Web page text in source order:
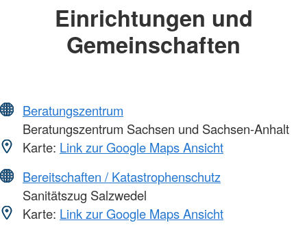
Einrichtungen und
Gemeinschaften
Beratungszentrum
Beratungszentrum Sachsen und Sachsen-Anhalt
Karte: Link zur Google Maps Ansicht
Bereitschaften / Katastrophenschutz
Sanitätszug Salzwedel
Karte: Link zur Google Maps Ansicht